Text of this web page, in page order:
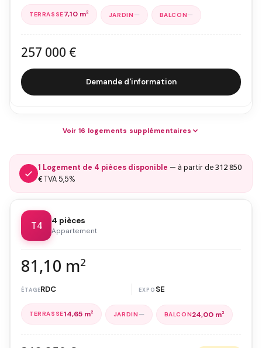
7,10 m2 — —
257 000 €
Demande d'information
Voir 16 logements supplémentaires
1 Logement de 4 pièces disponible — à partir de312 850
€TVA 5,5%
T4 4 pièces
Appartement
81,10 m2
RDC SE
14,65 m2 — 24,00 m2